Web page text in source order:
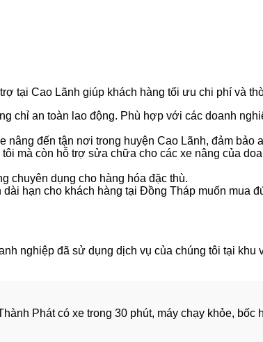
tại Cao Lãnh giúp khách hàng tối ưu chi phí và
chỉ an toàn lao động. Phù hợp với các doanh
đến tận nơi trong huyện Cao Lãnh, đảm bảo
mà còn hỗ trợ sửa chữa cho các xe nâng của
chuyên dụng cho hàng hóa đặc thù.
hạn cho khách hàng tại Đồng Tháp muốn mua
nghiệp đã sử dụng dịch vụ của chúng tôi tại khu
Phát có xe trong 30 phút, máy chạy khỏe, bốc